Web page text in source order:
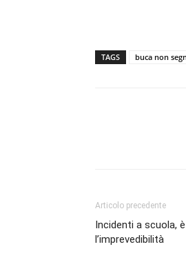
TAGS buca non
Articolo precedente
Incidenti a scuola,
l’imprevedibilità